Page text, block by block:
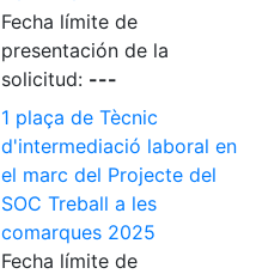
Fecha límite de
presentación de la
solicitud: ---
1 plaça de Tècnic
d'intermediació laboral en
el marc del Projecte del
SOC Treball a les
comarques 2025
Fecha límite de